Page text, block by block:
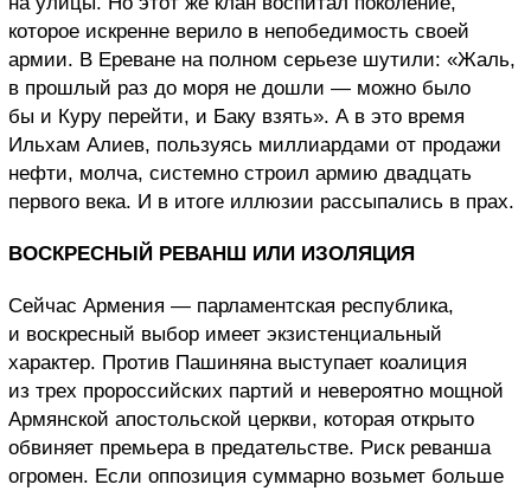
которое искренне верило в непобедимость своей
армии. В Ереване на полном серьезе шутили: «Жаль,
в прошлый раз до моря не дошли — можно было
бы и Куру перейти, и Баку взять». А в это время
Ильхам Алиев, пользуясь миллиардами от продажи
нефти, молча, системно строил армию двадцать
первого века. И в итоге иллюзии рассыпались в прах.
ВОСКРЕСНЫЙ РЕВАНШ ИЛИ ИЗОЛЯЦИЯ
Сейчас Армения — парламентская республика,
и воскресный выбор имеет экзистенциальный
характер. Против Пашиняна выступает коалиция
из трех пророссийских партий и невероятно мощной
Армянской апостольской церкви, которая открыто
обвиняет премьера в предательстве. Риск реванша
огромен. Если оппозиция суммарно возьмет больше